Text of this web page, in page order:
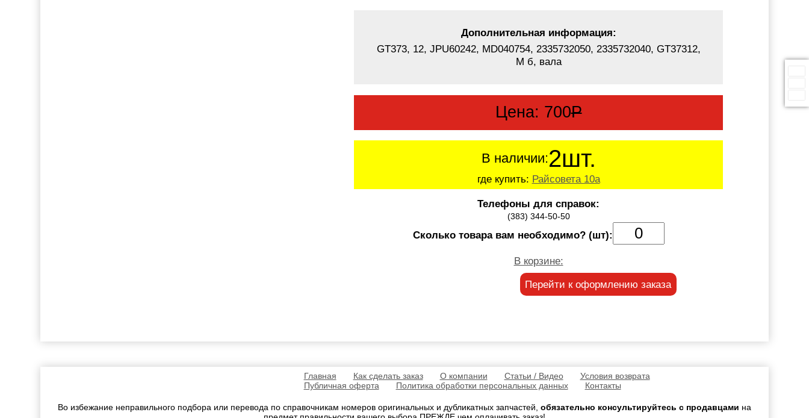
Дополнительная информация:
GT373, 12, JPU60242, MD040754, 2335732050, 2335732040, GT37312,
M б, вала
Цена: 700Р
В наличии:2шт.
где купить: Райсовета 10а
Телефоны для справок:
(383) 344-50-50
Сколько товара вам необходимо? (шт):
В корзине:
Перейти к оформлению заказа
Главная Как сделать заказ О компании Статьи / Видео
Условия возврата
Публичная оферта
Политика обработки персональных данных Контакты
Во избежание неправильного подбора или перевода по справочникам номеров оригинальных и дубликатных запчастей, обязательно консультируйтесь с продавцами на